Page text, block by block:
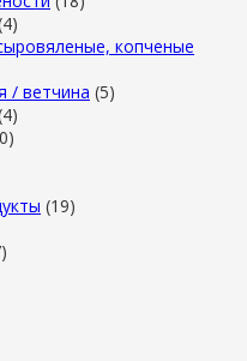
копченые
/ ветчина (5)
(19)